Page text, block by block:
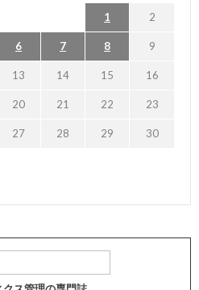
1 2
6 7 8 9
13 14 15 16
20 21 22 23
27 28 29 30